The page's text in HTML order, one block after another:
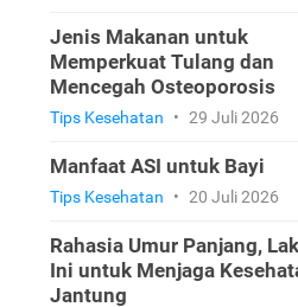
Jenis Makanan untuk
Memperkuat Tulang dan
Mencegah Osteoporosis
Tips Kesehatan • 29 Juli 2026
Manfaat ASI untuk Bayi
Tips Kesehatan • 20 Juli 2026
Rahasia Umur Panjang,
Ini untuk Menjaga
Jantung